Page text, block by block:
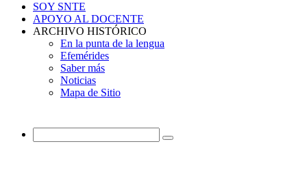
SOY SNTE
APOYO AL DOCENTE
ARCHIVO HISTÓRICO
En la punta de la lengua
Efemérides
Saber más
Noticias
Mapa de Sitio